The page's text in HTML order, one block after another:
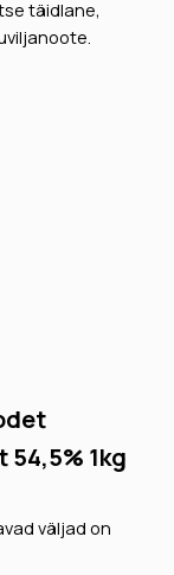
täidlane,
1kg
väljad on